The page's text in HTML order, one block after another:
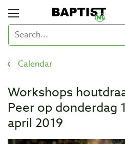
Calendar
Workshops
Peer op donderdag
april 2019